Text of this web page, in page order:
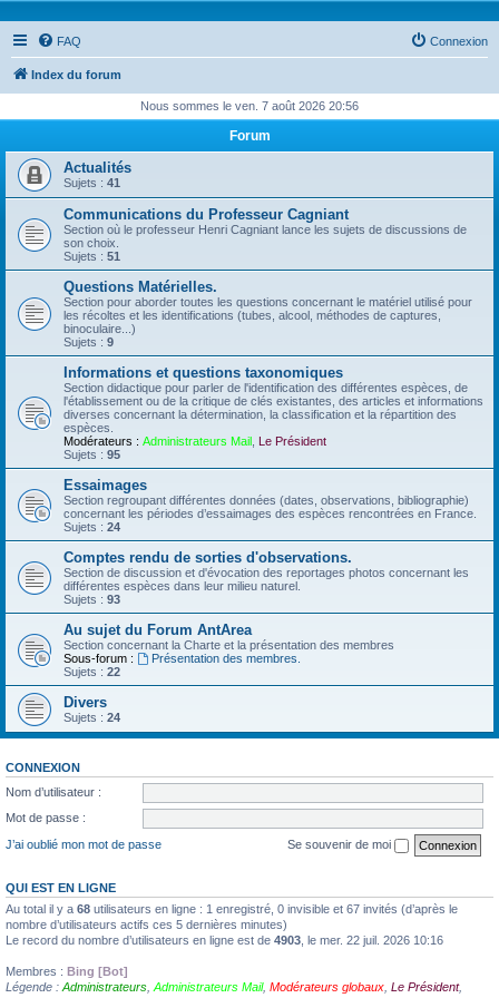
FAQ Connexion
Index du forum
Nous sommes le ven. 7 août 2026 20:56
Forum
Actualités
Sujets : 41
Communications du Professeur Cagniant
Section où le professeur Henri Cagniant lance les sujets de discussions de
son choix.
Sujets : 51
Questions Matérielles.
Section pour aborder toutes les questions concernant le matériel utilisé pour
les récoltes et les identifications (tubes, alcool, méthodes de captures,
binoculaire...)
Sujets : 9
Informations et questions taxonomiques
Section didactique pour parler de l'identification des différentes espèces, de
l'établissement ou de la critique de clés existantes, des articles et informations
diverses concernant la détermination, la classification et la répartition des
espèces.
Modérateurs : Administrateurs Mail Le Président
Sujets : 95
Essaimages
Section regroupant différentes données (dates, observations, bibliographie)
concernant les périodes d’essaimages des espèces rencontrées en France.
Sujets : 24
Comptes rendu de sorties d'observations.
Section de discussion et d'évocation des reportages photos concernant les
différentes espèces dans leur milieu naturel.
Sujets : 93
Au sujet du Forum AntArea
Section concernant la Charte et la présentation des membres
Sous-forum :
Présentation des membres.
Sujets : 22
Divers
Sujets : 24
CONNEXION
Nom d’utilisateur :
Mot de passe :
J’ai oublié mon mot de passe
Se souvenir de moi
QUI EST EN LIGNE
Au total il y a 68 utilisateurs en ligne : 1 enregistré, 0 invisible et 67 invités (d’après le
nombre d’utilisateurs actifs ces 5 dernières minutes)
Le record du nombre d’utilisateurs en ligne est de 4903 , le mer. 22 juil. 2026 10:16
Membres : Bing [Bot]
Légende : Administrateurs Administrateurs Mail, Modérateurs globaux Le Président,